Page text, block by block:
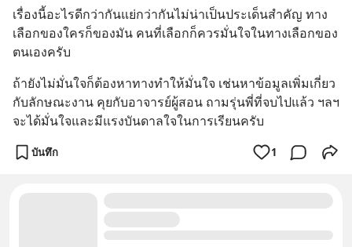
เรื่องนี้อะไรดีกว่ากันแย่กว่ากันไม่น่าเป็นประเด็นสำคัญ ทาง
เลือกของใครก็ของมัน คนที่เลือกก็ควรมั่นใจในทางเลือกของ
ตนเองครับ
ถ้ายังไม่มั่นใจก็ต้องหาทางทำให้มั่นใจ เช่นหาข้อมูลเพิ่มเกี่ยว
กับลักษณะงาน คุยกับอาจารย์ผู้สอน ถามรุ่นพี่ที่จบไปแล้ว ฯลฯ
จะได้มั่นใจและมีแรงบันดาลใจในการเรียนครับ
บันทึก 1